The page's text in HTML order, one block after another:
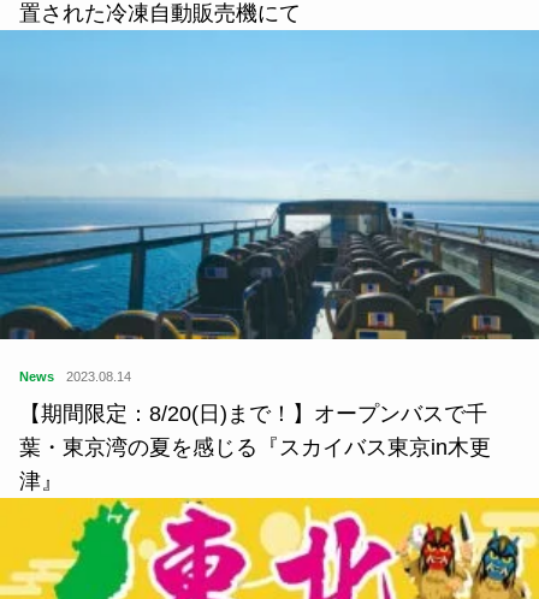
置された冷凍自動販売機にて
News 2023.08.14
【期間限定：8/20(日)まで！】オープンバスで千
葉・東京湾の夏を感じる『スカイバス東京in木更
津』